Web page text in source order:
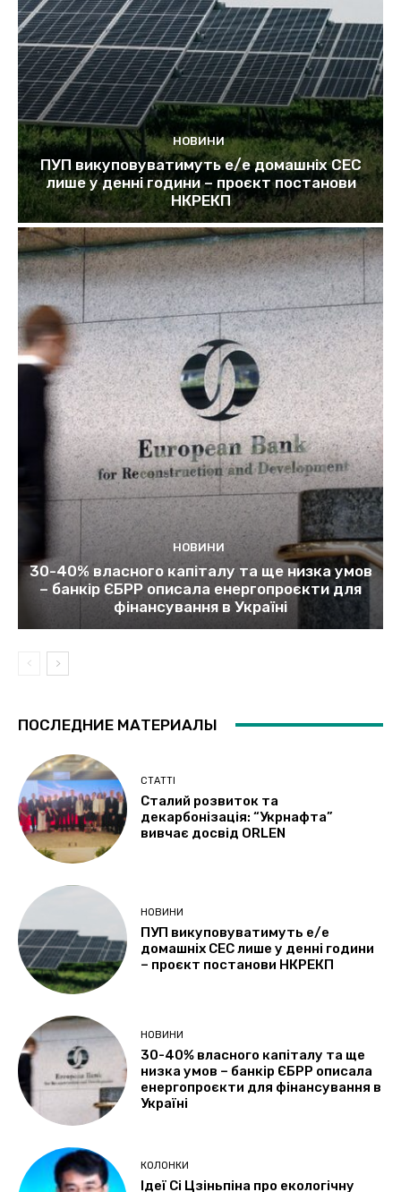
НОВИНИ
ПУП викуповуватимуть е/е домашніх СЕС
лише у денні години – проєкт постанови
НКРЕКП
НОВИНИ
30-40% власного капіталу та ще низка умов
– банкір ЄБРР описала енергопроєкти для
фінансування в Україні
ПОСЛЕДНИЕ МАТЕРИАЛЫ
СТАТТІ
Сталий розвиток та
декарбонізація: “Укрнафта”
вивчає досвід ORLEN
НОВИНИ
ПУП викуповуватимуть е/е
домашніх СЕС лише у денні години
– проєкт постанови НКРЕКП
НОВИНИ
30-40% власного капіталу та ще
низка умов – банкір ЄБРР описала
енергопроєкти для фінансування в
Україні
КОЛОНКИ
Ідеї Сі Цзіньпіна про екологічну